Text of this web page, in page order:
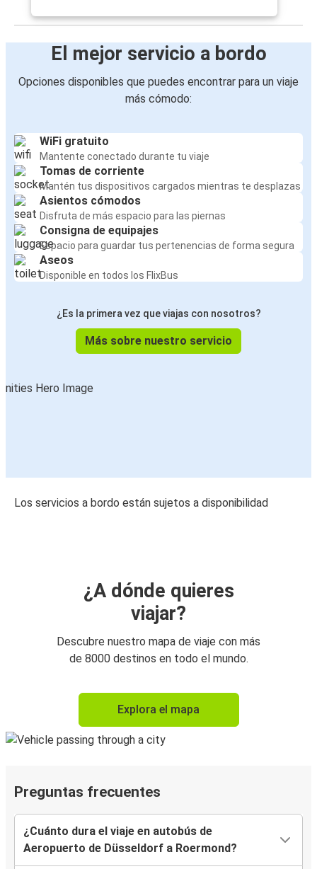
El mejor servicio a bordo
Opciones disponibles que puedes encontrar para un viaje
más cómodo:
WiFi gratuito
Mantente conectado durante tu viaje
Tomas de corriente
Mantén tus dispositivos cargados mientras te desplazas
Asientos cómodos
Disfruta de más espacio para las piernas
Consigna de equipajes
Espacio para guardar tus pertenencias de forma segura
Aseos
Disponible en todos los FlixBus
¿Es la primera vez que viajas con nosotros?
Más sobre nuestro servicio
Los servicios a bordo están sujetos a disponibilidad
¿A dónde quieres
viajar?
Descubre nuestro mapa de viaje con más
de 8000 destinos en todo el mundo.
Explora el mapa
Preguntas frecuentes
¿Cuánto dura el viaje en autobús de
Aeropuerto de Düsseldorf a Roermond?